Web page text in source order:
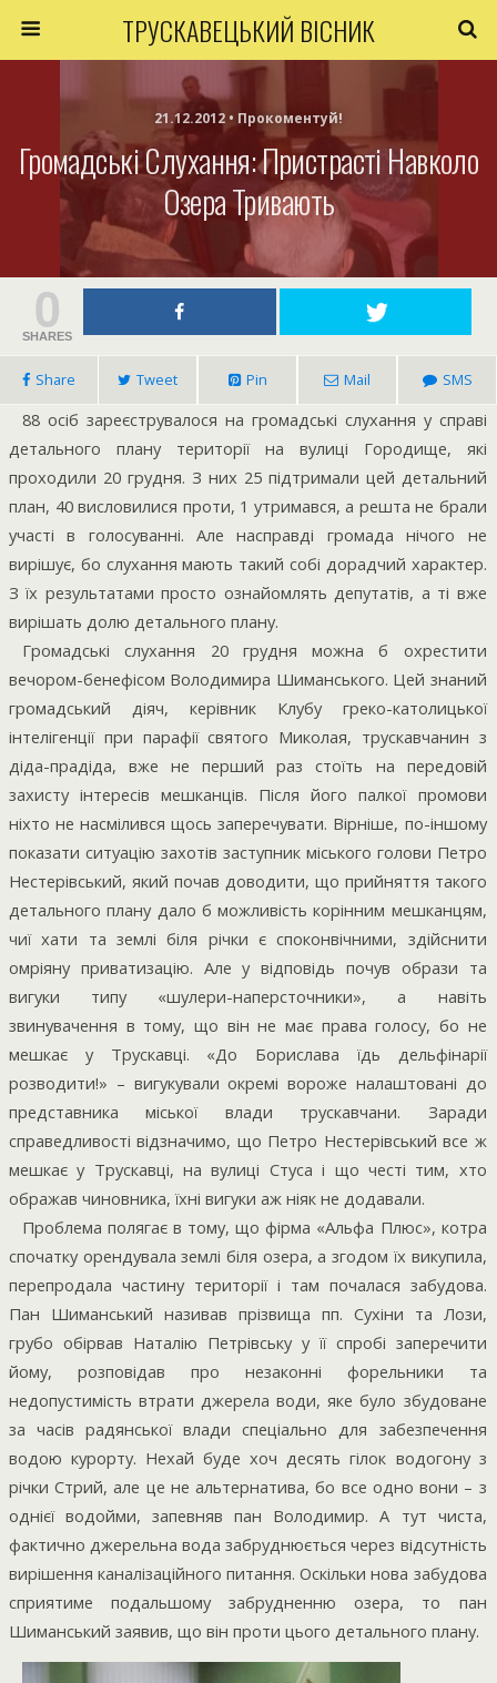
ТРУСКАВЕЦЬКИЙ ВІСНИК
21.12.2012 • Прокоментуй!
Громадські Слухання: Пристрасті Навколо
Озера Тривають
0
SHARES
Share Tweet Pin Mail SMS
88 осіб зареєструвалося на громадські слухання у справі
детального плану території на вулиці Городище, які
проходили 20 грудня. З них 25 підтримали цей детальний
план, 40 висловилися проти, 1 утримався, а решта не брали
участі в голосуванні. Але насправді громада нічого не
вирішує, бо слухання мають такий собі дорадчий характер.
З їх результатами просто ознайомлять депутатів, а ті вже
вирішать долю детального плану.
Громадські слухання 20 грудня можна б охрестити
вечором-бенефісом Володимира Шиманського. Цей знаний
громадський діяч, керівник Клубу греко-католицької
інтелігенції при парафії святого Миколая, трускавчанин з
діда-прадіда, вже не перший раз стоїть на передовій
захисту інтересів мешканців. Після його палкої промови
ніхто не насмілився щось заперечувати. Вірніше, по-іншому
показати ситуацію захотів заступник міського голови Петро
Нестерівський, який почав доводити, що прийняття такого
детального плану дало б можливість корінним мешканцям,
чиї хати та землі біля річки є споконвічними, здійснити
омріяну приватизацію. Але у відповідь почув образи та
вигуки типу «шулери-наперсточники», а навіть
звинувачення в тому, що він не має права голосу, бо не
мешкає у Трускавці. «До Борислава їдь дельфінарії
розводити!» – вигукували окремі вороже налаштовані до
представника міської влади трускавчани. Заради
справедливості відзначимо, що Петро Нестерівський все ж
мешкає у Трускавці, на вулиці Стуса і що честі тим, хто
ображав чиновника, їхні вигуки аж ніяк не додавали.
Проблема полягає в тому, що фірма «Альфа Плюс», котра
спочатку орендувала землі біля озера, а згодом їх викупила,
перепродала частину території і там почалася забудова.
Пан Шиманський називав прізвища пп. Сухіни та Лози,
грубо обірвав Наталію Петрівську у її спробі заперечити
йому, розповідав про незаконні форельники та
недопустимість втрати джерела води, яке було збудоване
за часів радянської влади спеціально для забезпечення
водою курорту. Нехай буде хоч десять гілок водогону з
річки Стрий, але це не альтернатива, бо все одно вони – з
однієї водойми, запевняв пан Володимир. А тут чиста,
фактично джерельна вода забруднюється через відсутність
вирішення каналізаційного питання. Оскільки нова забудова
сприятиме подальшому забрудненню озера, то пан
Шиманський заявив, що він проти цього детального плану.